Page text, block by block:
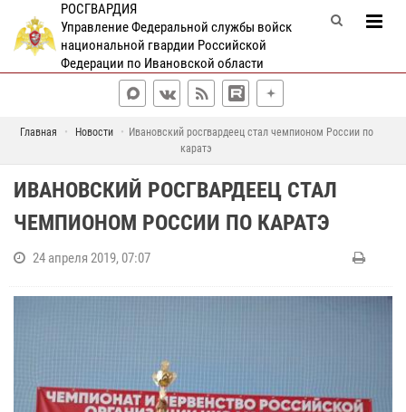
РОСГВАРДИЯ
Управление Федеральной службы войск
национальной гвардии Российской
Федерации по Ивановской области
Главная Новости
Ивановский росгвардеец стал чемпионом России по
каратэ
ИВАНОВСКИЙ РОСГВАРДЕЕЦ СТАЛ
ЧЕМПИОНОМ РОССИИ ПО КАРАТЭ
24 апреля 2019, 07:07